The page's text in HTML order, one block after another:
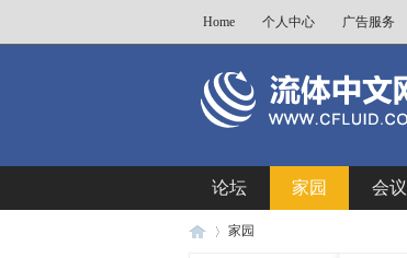
Home 个人中心 广告服务
论坛 家园 会议
家园